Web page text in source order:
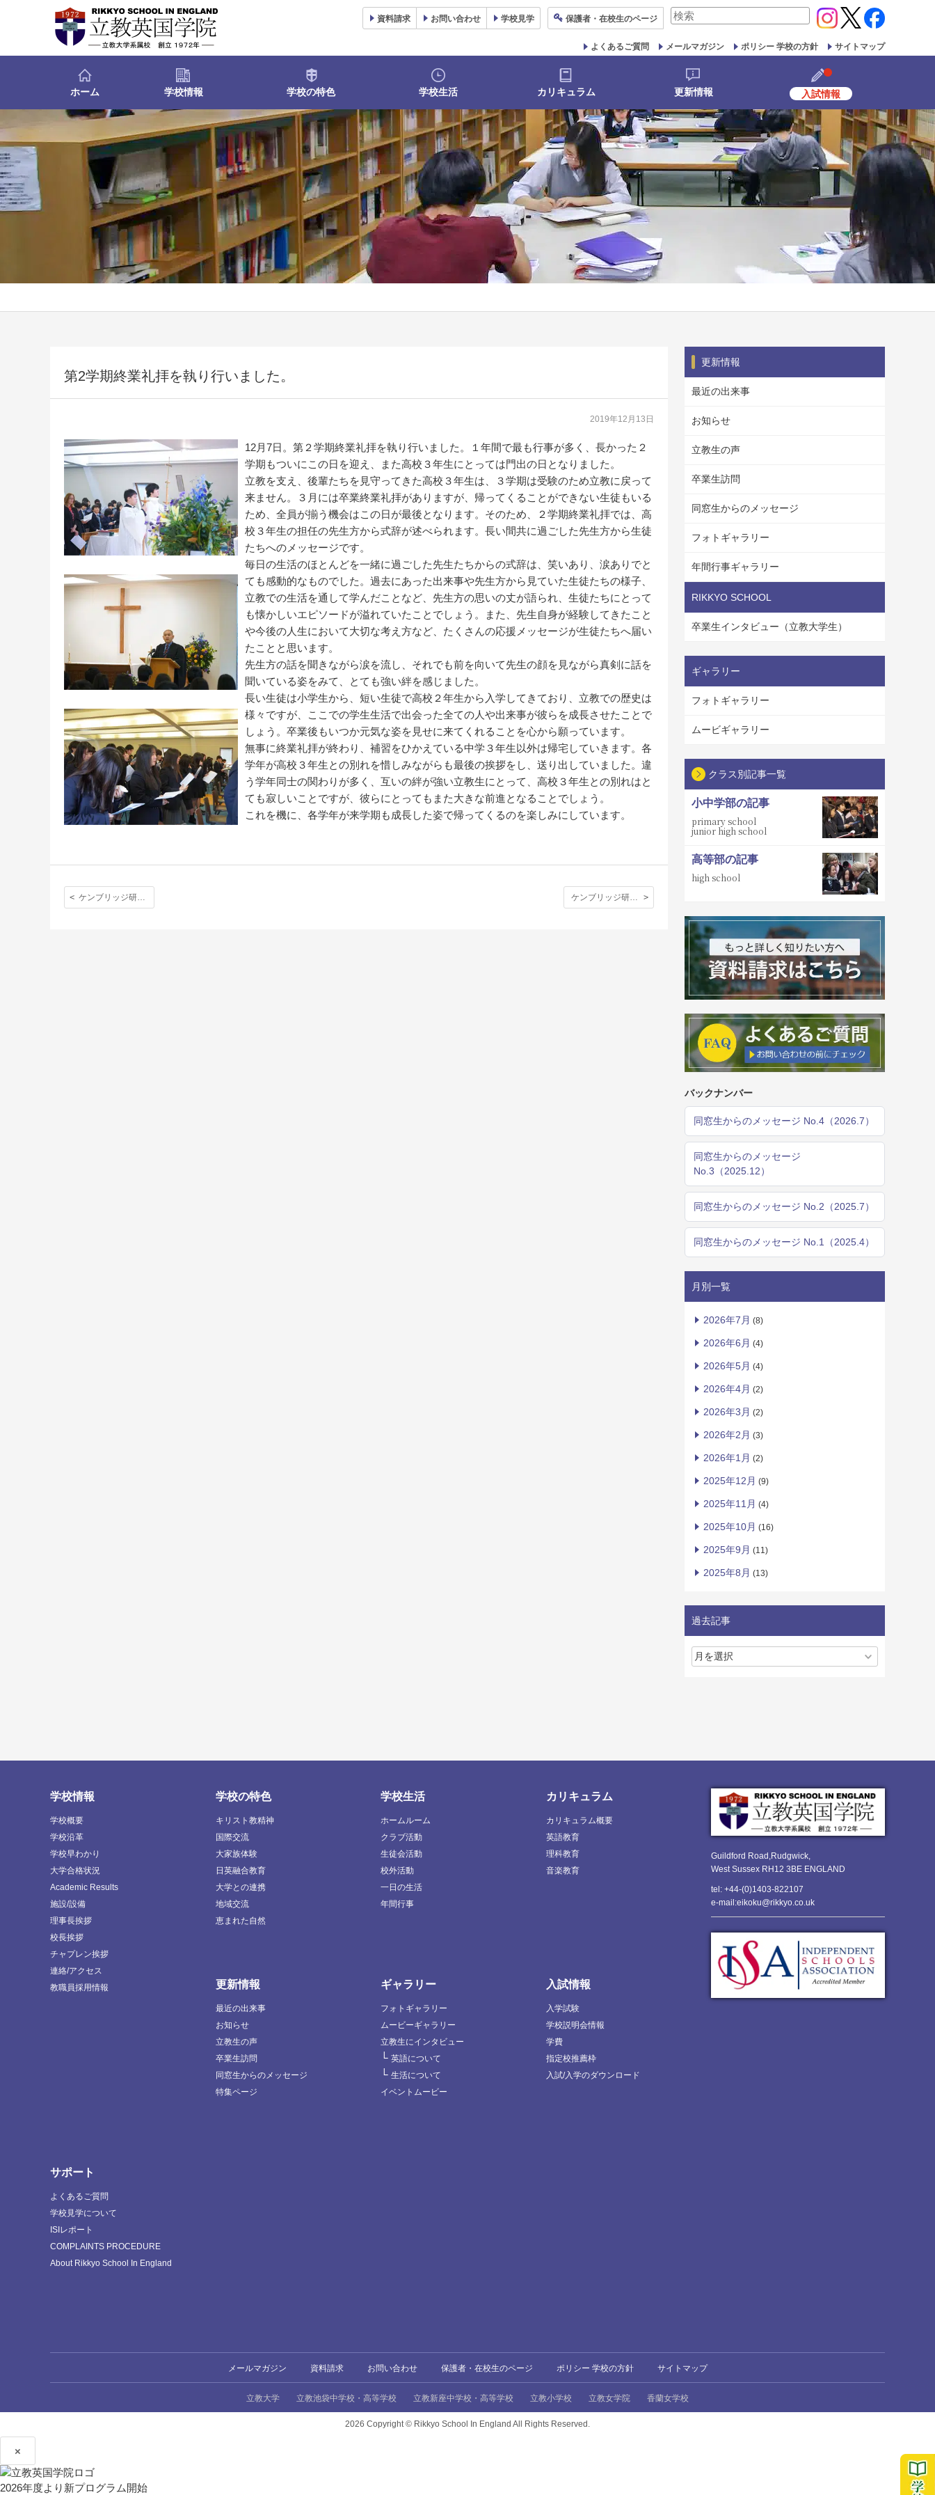
資料請求 お問い合わせ 学校見学 保護者 ・在校生のページ
検
対
象:
よくあるご質問 メールマガジン ポリシー 学校の方針 サイトマップ
ホーム 学校情報 学校の特色 学校生活 カリキュラム 更新情報 入試情報
第2学期終業礼拝を執り行いました。
2019年12月13日
12月7日。第２学期終業礼拝を執り行いました。１年間で最も行事が多く、長かった２
学期もついにこの日を迎え、また高校３年生にとっては門出の日となりました。
立教を支え、後輩たちを見守ってきた高校３年生は、３学期は受験のため立教に戻って
来ません。３月には卒業終業礼拝がありますが、帰ってくることができない生徒もいる
ため、全員が揃う機会はこの日が最後となります。そのため、２学期終業礼拝では、高
校３年生の担任の先生方から式辞が述べられます。長い間共に過ごした先生方から生徒
たちへのメッセージです。
毎日の生活のほとんどを一緒に過ごした先生たちからの式辞は、笑いあり、涙ありでと
ても感動的なものでした。過去にあった出来事や先生方から見ていた生徒たちの様子、
立教での生活を通して学んだことなど、先生方の思いの丈が語られ、生徒たちにとって
も懐かしいエピソードが溢れていたことでしょう。また、先生自身が経験してきたこと
や今後の人生において大切な考え方など、たくさんの応援メッセージが生徒たちへ届い
たことと思います。
先生方の話を聞きながら涙を流し、それでも前を向いて先生の顔を見ながら真剣に話を
聞いている姿をみて、とても強い絆を感じました。
長い生徒は小学生から、短い生徒で高校２年生から入学してきており、立教での歴史は
様々ですが、ここでの学生生活で出会った全ての人や出来事が彼らを成長させたことで
しょう。卒業後もいつか元気な姿を見せに来てくれることを心から願っています。
無事に終業礼拝が終わり、補習をひかえている中学３年生以外は帰宅していきます。各
学年が高校３年生との別れを惜しみながらも最後の挨拶をし、送り出していました。違
う学年同士の関わりが多く、互いの絆が強い立教生にとって、高校３年生との別れはと
ても寂しいことですが、彼らにとってもまた大きな前進となることでしょう。
これを機に、各学年が来学期も成長した姿で帰ってくるのを楽しみにしています。
ケンブリッジ研修第３日目 ケンブリッジ研修 第３日目ジャーナル
更新情報
最近の出来事
お知らせ
立教生の声
卒業生訪問
同窓生からのメッセージ
フォトギャラリー
年間行事ギャラリー
RIKKYO SCHOOL
卒業生インタビュー（立教大学生）
ギャラリー
フォトギャラリー
ムービギャラリー
クラス別記事一覧
小中学部の記事
primary school
junior high school
高等部の記事
high school
バックナンバー
同窓生からのメッセージ No.4（2026.7）
同窓生からのメッセージ
No.3（2025.12）
同窓生からのメッセージ No.2（2025.7）
同窓生からのメッセージ No.1（2025.4）
月別一覧
2026年7月 (8)
2026年6月 (4)
2026年5月 (4)
2026年4月 (2)
2026年3月 (2)
2026年2月 (3)
2026年1月 (2)
2025年12月 (9)
2025年11月 (4)
2025年10月 (16)
2025年9月 (11)
2025年8月 (13)
過去記事
Guildford Road,Rudgwick,
West Sussex RH12 3BE ENGLAND
tel: +44-(0)1403-822107
e-mail:eikoku@rikkyo.co.uk
学校情報
学校概要
学校沿革
学校早わかり
大学合格状況
Academic Results
施設/設備
理事長挨拶
校長挨拶
チャプレン挨拶
連絡/アクセス
教職員採用情報
学校の特色
キリスト教精神
国際交流
大家族体験
日英融合教育
大学との連携
地域交流
恵まれた自然
学校生活
ホームルーム
クラブ活動
生徒会活動
校外活動
一日の生活
年間行事
カリキュラム
カリキュラム概要
英語教育
理科教育
音楽教育
更新情報
最近の出来事
お知らせ
立教生の声
卒業生訪問
同窓生からのメッセージ
特集ページ
ギャラリー
フォトギャラリー
ムービーギャラリー
立教生にインタビュー
└ 英語について
└ 生活について
イベントムービー
入試情報
入学試験
学校説明会情報
学費
指定校推薦枠
入試/入学のダウンロード
サポート
よくあるご質問
学校見学について
ISIレポート
COMPLAINTS PROCEDURE
About Rikkyo School In England
メールマガジン 資料請求 お問い合わせ 保護者・在校生のページ ポリシー 学校の方針 サイトマップ
立教大学 立教池袋中学校・高等学校 立教新座中学校・高等学校 立教小学校 立教女学院 香蘭女学校
2026 Copyright © Rikkyo School In England All Rights Reserved.
×
2026年度より新プログラム開始